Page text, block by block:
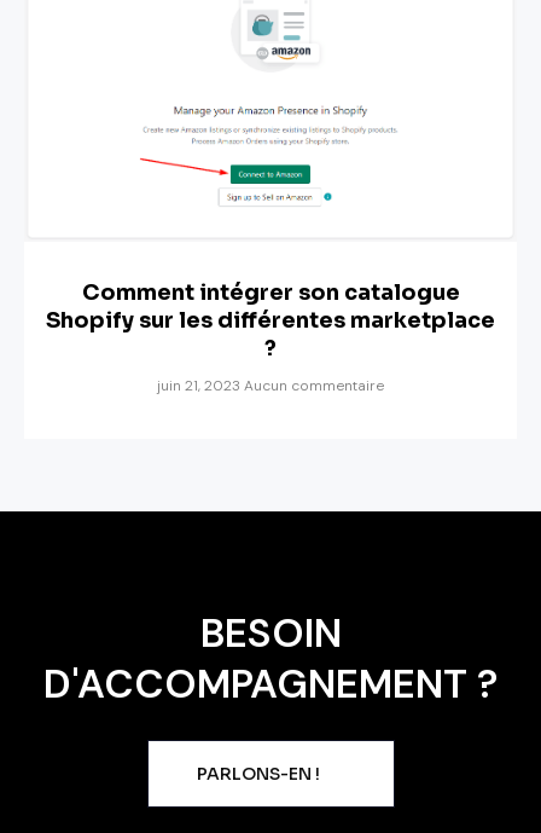
Comment intégrer son catalogue
Shopify sur les différentes marketplace
?
juin 21, 2023 Aucun commentaire
BESOIN
D'ACCOMPAGNEMENT ?
PARLONS-EN !